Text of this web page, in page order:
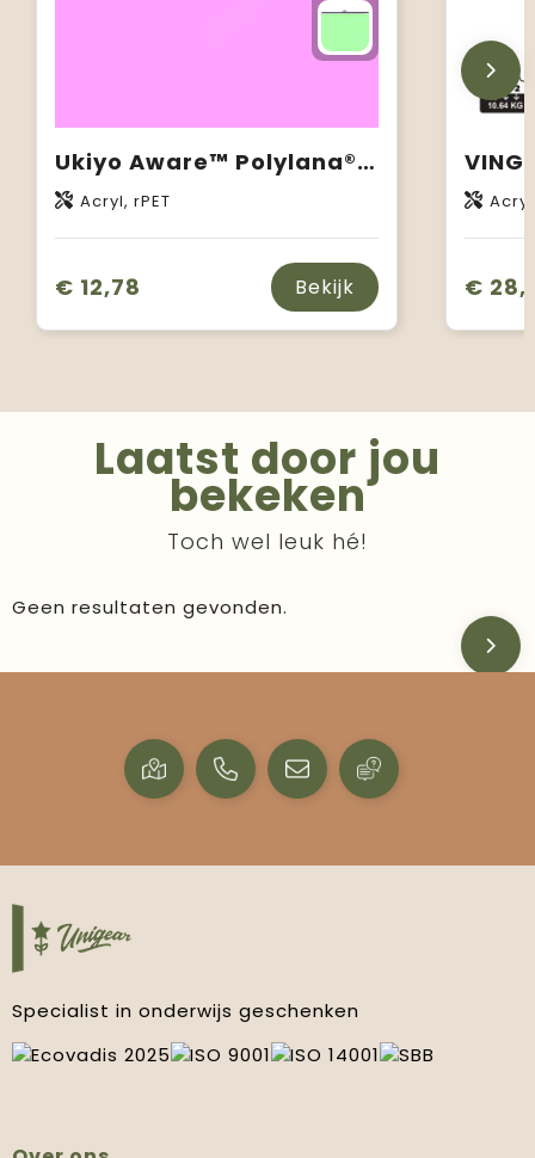
Ukiyo Aware™ Polylana® geweven deken 130x150cm
Acryl, rPET
€ 12,78 Bekijk
Acryl
€
Laatst door jou
bekeken
Toch wel leuk hé!
Geen resultaten gevonden.
Specialist in onderwijs geschenken